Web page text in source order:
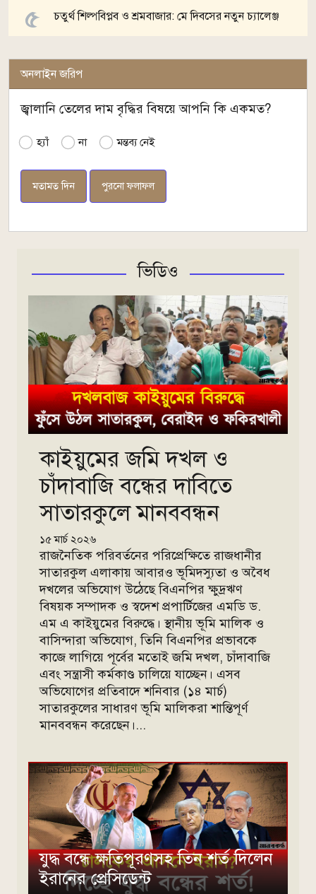
চতুর্থ শিল্পবিপ্লব ও শ্রমবাজার: মে দিবসের নতুন চ্যালেঞ্জ
অনলাইন জরিপ
জ্বালানি তেলের দাম বৃদ্ধির বিষয়ে আপনি কি একমত?
হ্যাঁ না মন্তব্য নেই
পুরনো ফলাফল
ভিডিও
কাইয়ুমের জমি দখল ও
চাঁদাবাজি বন্ধের দাবিতে
সাতারকুলে মানববন্ধন
১৫ মার্চ ২০২৬
রাজনৈতিক পরিবর্তনের পরিপ্রেক্ষিতে রাজধানীর
সাতারকুল এলাকায় আবারও ভূমিদস্যুতা ও অবৈধ
দখলের অভিযোগ উঠেছে বিএনপির ক্ষুদ্রঋণ
বিষয়ক সম্পাদক ও স্বদেশ প্রপার্টিজের এমডি ড.
এম এ কাইয়ুমের বিরুদ্ধে। স্থানীয় ভূমি মালিক ও
বাসিন্দারা অভিযোগ, তিনি বিএনপির প্রভাবকে
কাজে লাগিয়ে পূর্বের মতোই জমি দখল, চাঁদাবাজি
এবং সন্ত্রাসী কর্মকাণ্ড চালিয়ে যাচ্ছেন। এসব
অভিযোগের প্রতিবাদে শনিবার (১৪ মার্চ)
সাতারকুলের সাধারণ ভূমি মালিকরা শান্তিপূর্ণ
মানববন্ধন করেছেন।...
যুদ্ধ বন্ধে ক্ষতিপূরণসহ তিন শর্ত দিলেন
ইরানের প্রেসিডেন্ট